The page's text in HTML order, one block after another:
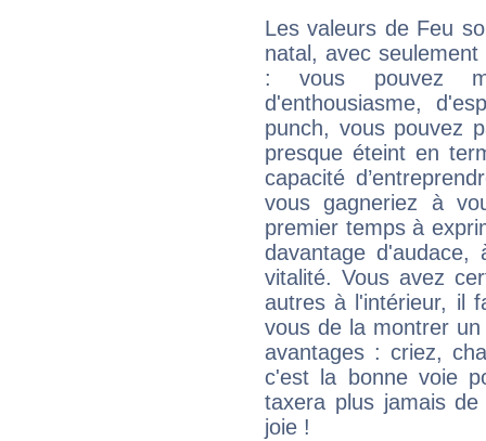
Les valeurs de Feu
natal, avec
: vous pouvez
d'enthousiasme,
punch, vous pouvez
presque éteint en
capacité
vous gagneriez à
premier temps à
davantage
vitalité. Vous avez
autres à l'intérieur, il
vous de la montrer
avantages : criez,
c'est la bonne voie
taxera plus jamais
joie !